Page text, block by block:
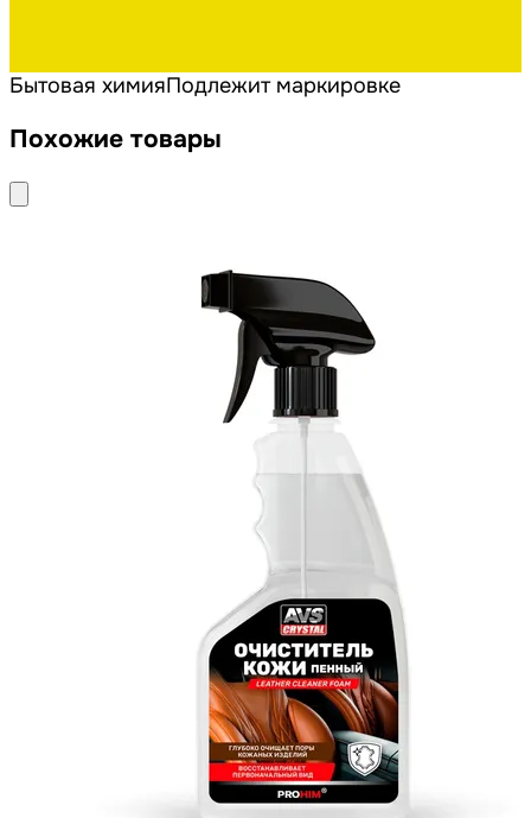
Бытовая химияПодлежит маркировке
Похожие товары